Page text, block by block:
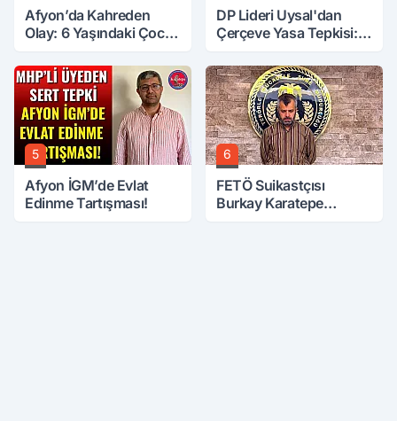
Afyon’da Kahreden
Olay: 6 Yaşındaki Çocuk
DP Lideri Uysal'dan
Çerçeve Yasa Tepkisi:
Üzerine Çıkarıldı
5
Afyon İGM’de Evlat
Edinme Tartışması!
6
FETÖ Suikastçısı
Burkay Karatepe